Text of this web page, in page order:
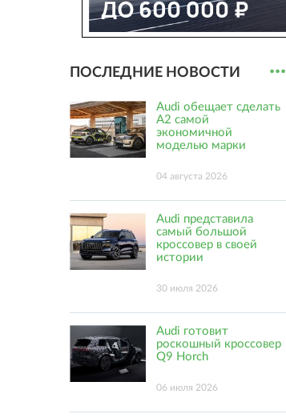
ПОСЛЕДНИЕ НОВОСТИ ...
Audi обещает сделать
A2 самой
экономичной
моделью марки
04 августа 2026
Audi представила
самый большой
кроссовер в своей
истории
30 июля 2026
Audi готовит
роскошный кроссовер
Q9 Horch
06 июля 2026